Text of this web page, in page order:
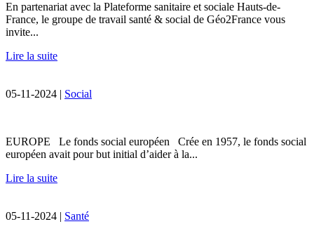
En partenariat avec la Plateforme sanitaire et sociale Hauts-de-
France, le groupe de travail santé & social de Géo2France vous
invite...
Lire la suite
05-11-2024 | Social
EUROPE Le fonds social européen Crée en 1957, le fonds social
européen avait pour but initial d’aider à la...
Lire la suite
05-11-2024 | Santé